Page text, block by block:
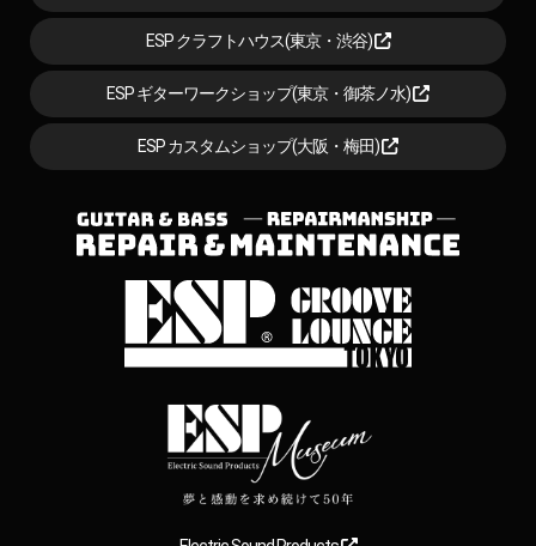
ESP クラフトハウス(東京・渋谷)
ESP ギターワークショップ(東京・御茶ノ水)
ESP カスタムショップ(大阪・梅田)